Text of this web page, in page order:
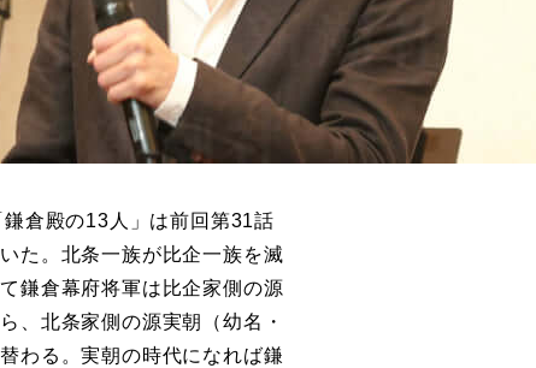
倉殿の13人」は前回第31話
た。北条一族が比企一族を滅
鎌倉幕府将軍は比企家側の源
、北条家側の源実朝（幼名・
わる。実朝の時代になれば鎌